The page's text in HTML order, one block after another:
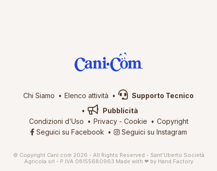
Chi Siamo Elenco attività
Supporto Tecnico
Pubblicità
Condizioni d’Uso
Privacy- Cookie
Copyright
Seguici su Facebook
Seguici su Instagram
© Copyright Cani.com 2026 - All Rights Reserved - Sant’Uberto Società
Agricola srl - P.IVA 08155680963 Made with ❤ by Hand Factory